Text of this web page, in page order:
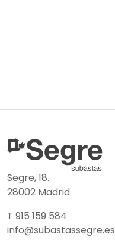
Segre, 18.
28002 Madrid
T 915 159 584
info@subastassegre.es